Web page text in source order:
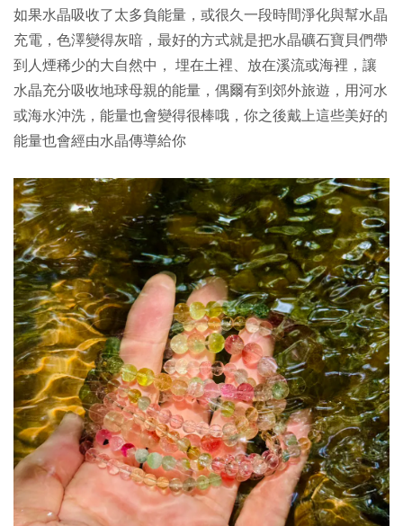
如果水晶吸收了太多負能量，或很久一段時間淨化與幫水晶
充電，色澤變得灰暗，最好的方式就是把水晶礦石寶貝們帶
到人煙稀少的大自然中， 埋在土裡、放在溪流或海裡，讓
水晶充分吸收地球母親的能量，偶爾有到郊外旅遊，用河水
或海水沖洗，能量也會變得很棒哦，你之後戴上這些美好的
能量也會經由水晶傳導給你